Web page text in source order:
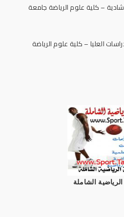
– كلية علوم الرياضة جامعة
العليا – كلية علوم الرياضة
الرياضية الشاملة